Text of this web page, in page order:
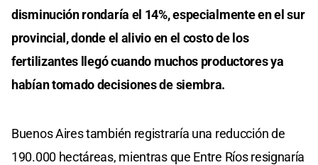
disminución rondaría el 14%, especialmente en el sur
provincial, donde el alivio en el costo de los
fertilizantes llegó cuando muchos productores ya
habían tomado decisiones de siembra.
Buenos Aires también registraría una reducción de
190.000 hectáreas, mientras que Entre Ríos resignaría